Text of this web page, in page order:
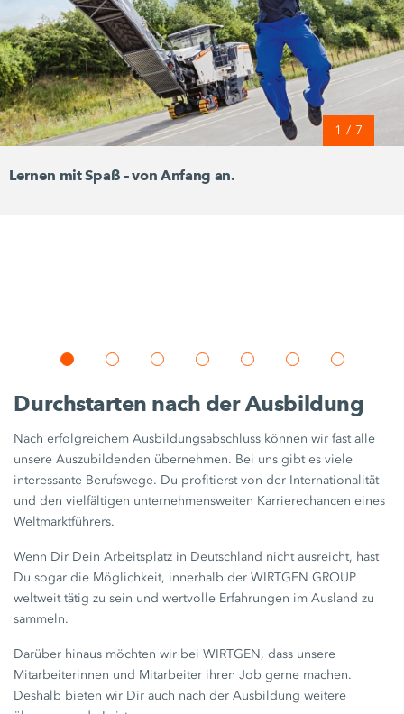
1 / 7
Lernen mit Spaß – von Anfang an.
Durchstarten nach der Ausbildung
Nach erfolgreichem Ausbildungsabschluss können wir fast alle
unsere Auszubildenden übernehmen. Bei uns gibt es viele
interessante Berufswege. Du profitierst von der Internationalität
und den vielfältigen unternehmensweiten Karrierechancen eines
Weltmarktführers.
Wenn Dir Dein Arbeitsplatz in Deutschland nicht ausreicht, hast
Du sogar die Möglichkeit, innerhalb der WIRTGEN GROUP
weltweit tätig zu sein und wertvolle Erfahrungen im Ausland zu
sammeln.
Darüber hinaus möchten wir bei WIRTGEN, dass unsere
Mitarbeiterinnen und Mitarbeiter ihren Job gerne machen.
Deshalb bieten wir Dir auch nach der Ausbildung weitere